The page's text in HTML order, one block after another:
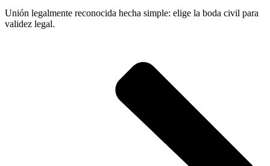
Unión legalmente reconocida hecha simple: elige la boda civil para
validez legal.